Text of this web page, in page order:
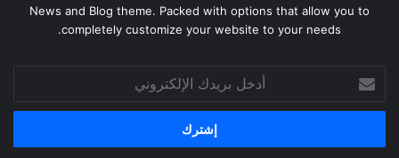
News and Blog theme. Packed with options that allow you to
completely customize your website to your needs.
بريدك
الإلكتروني